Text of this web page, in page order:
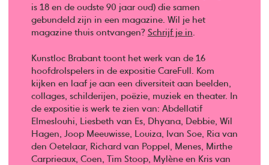
is 18 en de oudste 90 jaar oud) die samen
gebundeld zijn in een magazine. Wil je het
magazine thuis ontvangen? Schrijf je in
Kunstloc Brabant toont het werk van de 16
hoofdrolspelers in de expositie CareFull. Kom
kijken en laaf je aan een diversiteit aan beelden,
collages, schilderijen, poëzie, muziek en theater. In
de expositie is werk te zien van: Abdellatif
Elmeslouhi, Liesbeth van Es, Dhyana, Debbie, Wil
Hagen, Joop Meeuwisse, Louiza, Ivan Soe, Ria van
den Oetelaar, Richard van Poppel, Menes, Mirthe
Carprieaux, Coen, Tim Stoop, Mylène en Kris van